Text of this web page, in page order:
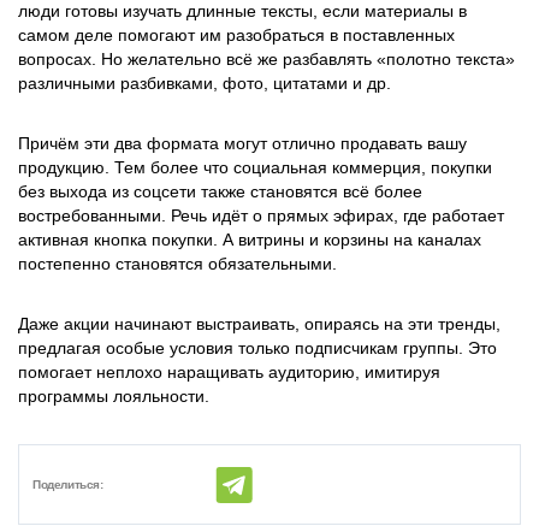
люди готовы изучать длинные тексты, если материалы в
самом деле помогают им разобраться в поставленных
вопросах. Но желательно всё же разбавлять «полотно текста»
различными разбивками, фото, цитатами и др.
Причём эти два формата могут отлично продавать вашу
продукцию. Тем более что социальная коммерция, покупки
без выхода из соцсети также становятся всё более
востребованными. Речь идёт о прямых эфирах, где работает
активная кнопка покупки. А витрины и корзины на каналах
постепенно становятся обязательными.
Даже акции начинают выстраивать, опираясь на эти тренды,
предлагая особые условия только подписчикам группы. Это
помогает неплохо наращивать аудиторию, имитируя
программы лояльности.
Поделиться: